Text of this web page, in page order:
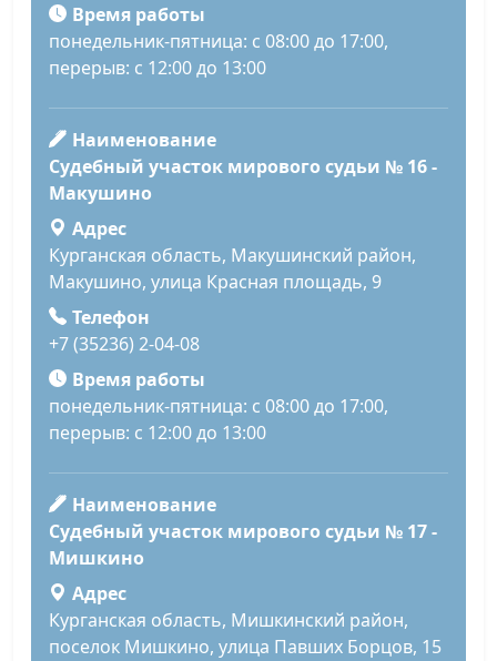
Время работы
понедельник-пятница: с 08:00 до 17:00,
перерыв: с 12:00 до 13:00
Наименование
Судебный участок мирового судьи № 16 -
Макушино
Адрес
Курганская область, Макушинский район,
Макушино, улица Красная площадь, 9
Телефон
+7 (35236) 2-04-08
Время работы
понедельник-пятница: с 08:00 до 17:00,
перерыв: с 12:00 до 13:00
Наименование
Судебный участок мирового судьи № 17 -
Мишкино
Адрес
Курганская область, Мишкинский район,
поселок Мишкино, улица Павших Борцов, 15